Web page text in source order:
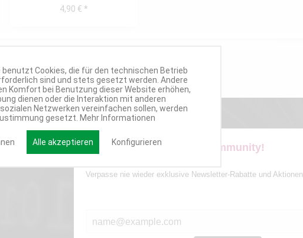
On/Off 2 Polig
4,90 € *
Werde Teil der Miweba Community!
Verpasse nie wieder exklusive Newsletter-Rabatte und Aktionen
benutzt Cookies, die für den technischen Betrieb
sind und stets gesetzt werden. Andere
Komfort bei Benutzung dieser Website erhöhen,
dienen oder die Interaktion mit anderen
Netzwerken vereinfachen sollen, werden
gesetzt. Mehr Informationen
Alle akzeptieren Konfigurieren